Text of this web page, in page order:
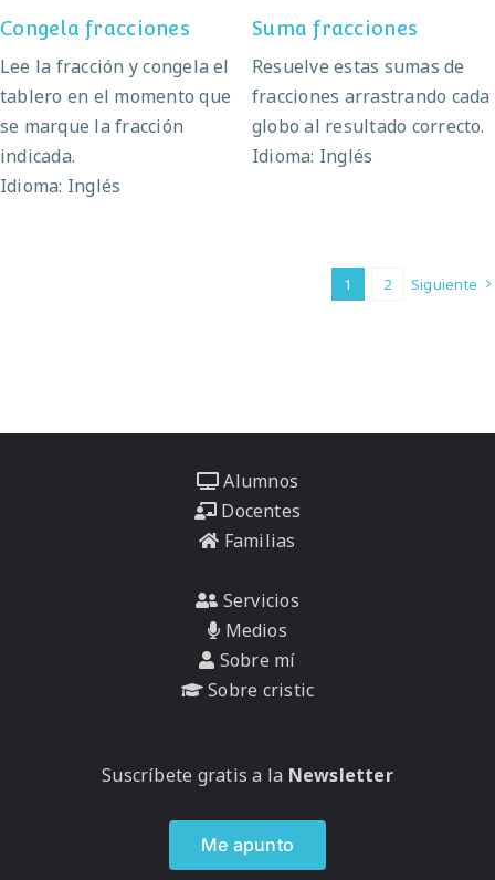
Congela fracciones
Lee la fracción y congela el
tablero en el momento que
se marque la fracción
indicada.
Idioma: Inglés
Suma fracciones
Resuelve estas sumas de
fracciones arrastrando cada
globo al resultado correcto.
Idioma: Inglés
1 2 Siguiente
Alumnos
Docentes
Familias
Servicios
Medios
Sobre mí
Sobre cristic
Suscríbete gratis a la Newsletter
Me apunto